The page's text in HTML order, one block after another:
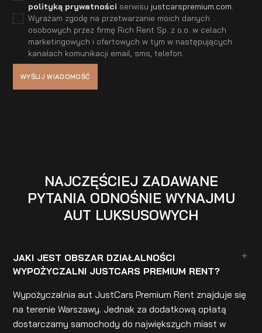
polityką prywatności serwisu justcarspremium.com
Wyrażam zgodę na przetwarzanie moich danych
osobowych przez firmę Rich Rent Sp. z o.o. w celach
marketingowych i ofertowych w tym w następujących
kanałach komunikacji email, sms, telefon.
NAJCZĘŚCIEJ ZADAWANE
PYTANIA ODNOŚNIE WYNAJMU
AUT LUKSUSOWYCH
JAKI JEST OBSZAR DZIAŁALNOŚCI
WYPOŻYCZALNI JUSTCARS PREMIUM RENT?
Wypożyczalnia aut JustCars Premium Rent znajduje się
na terenie Warszawy. Jednak za dodatkową opłatą
dostarczamy samochody do największych miast w